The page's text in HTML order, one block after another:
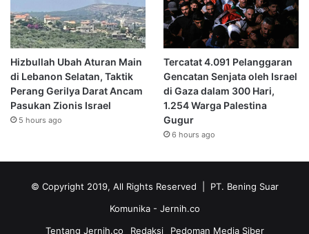
Hizbullah Ubah Aturan Main
di Lebanon Selatan, Taktik
Perang Gerilya Darat Ancam
Pasukan Zionis Israel
5 hours ago
Tercatat 4.091 Pelanggaran
Gencatan Senjata oleh Israel
di Gaza dalam 300 Hari,
1.254 Warga Palestina
Gugur
6 hours ago
© Copyright 2019, All Rights Reserved | PT. Bening Suar
Komunika - Jernih.co
Tentang Jernih.co
Redaksi Pedoman Media Siber